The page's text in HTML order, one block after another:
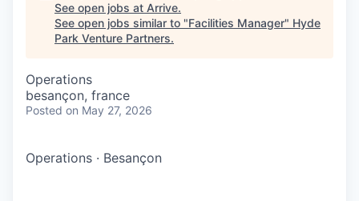
See open jobs at Arrive.
See open jobs similar to "Facilities Manager" Hyde
Park Venture Partners.
Operations
besançon, france
Posted on May 27, 2026
Operations · Besançon